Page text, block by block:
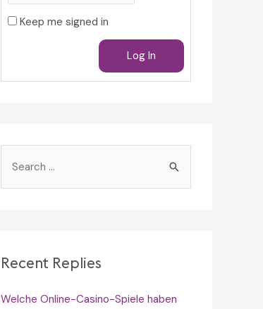
Keep me signed in
Log In
h
o
Recent Replies
Welche Online-Casino-Spiele haben